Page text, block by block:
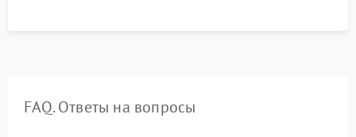
FAQ. Ответы на вопросы